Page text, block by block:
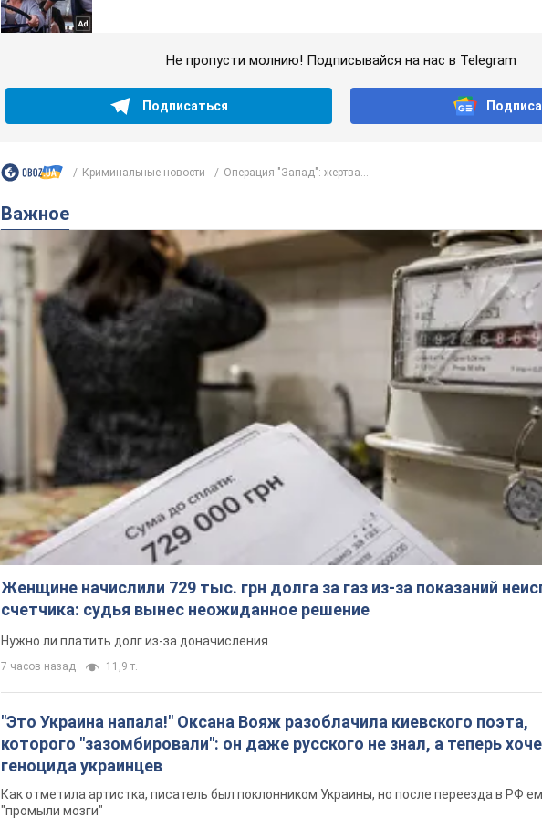
Не пропусти молнию! Подписывайся на нас в Telegram
Подписаться
Криминальные новости Операция "Запад": жертва...
Важное
Женщине начислили 729 тыс. грн долга за газ из-за показаний
счетчика: судья вынес неожиданное решение
Нужно ли платить долг из-за доначисления
7 часов назад 11,9 т.
"Это Украина напала!" Оксана Вояж разоблачила киевского поэта,
которого "зазомбировали": он даже русского не знал, а теперь
геноцида украинцев
Как отметила артистка, писатель был поклонником Украины, но после переезда в РФ
"промыли мозги"